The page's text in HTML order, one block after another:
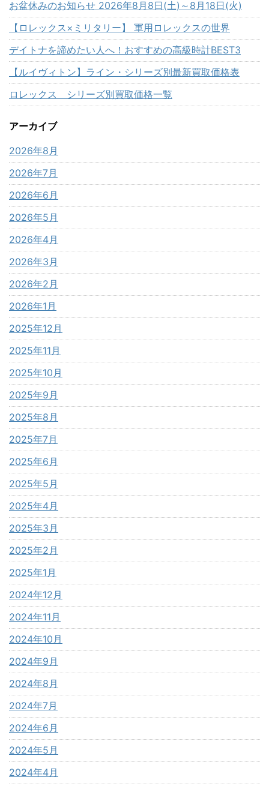
お盆休みのお知らせ 2026年8月8日(土)～8月18日(火)
【ロレックス×ミリタリー】 軍用ロレックスの世界
デイトナを諦めたい人へ！おすすめの高級時計BEST3
【ルイヴィトン】ライン・シリーズ別最新買取価格表
ロレックス シリーズ別買取価格一覧
アーカイブ
2026年8月
2026年7月
2026年6月
2026年5月
2026年4月
2026年3月
2026年2月
2026年1月
2025年12月
2025年11月
2025年10月
2025年9月
2025年8月
2025年7月
2025年6月
2025年5月
2025年4月
2025年3月
2025年2月
2025年1月
2024年12月
2024年11月
2024年10月
2024年9月
2024年8月
2024年7月
2024年6月
2024年5月
2024年4月